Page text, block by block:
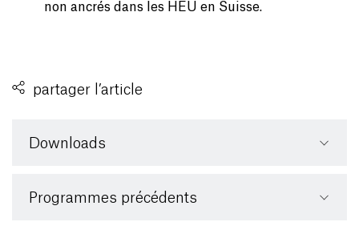
non ancrés dans les HEU en Suisse.
partager l’article
Downloads
Programmes précédents